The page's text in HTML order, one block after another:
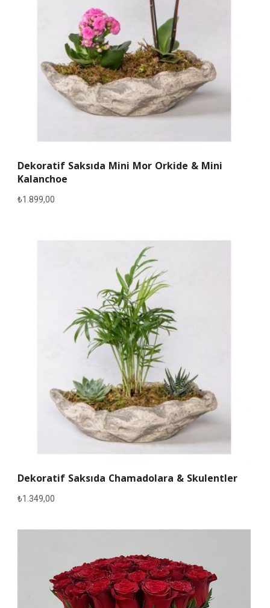
Dekoratif Saksıda Mini Mor Orkide & Mini
Kalanchoe
₺1.899,00
Dekoratif Saksıda Chamadolara & Skulentler
₺1.349,00